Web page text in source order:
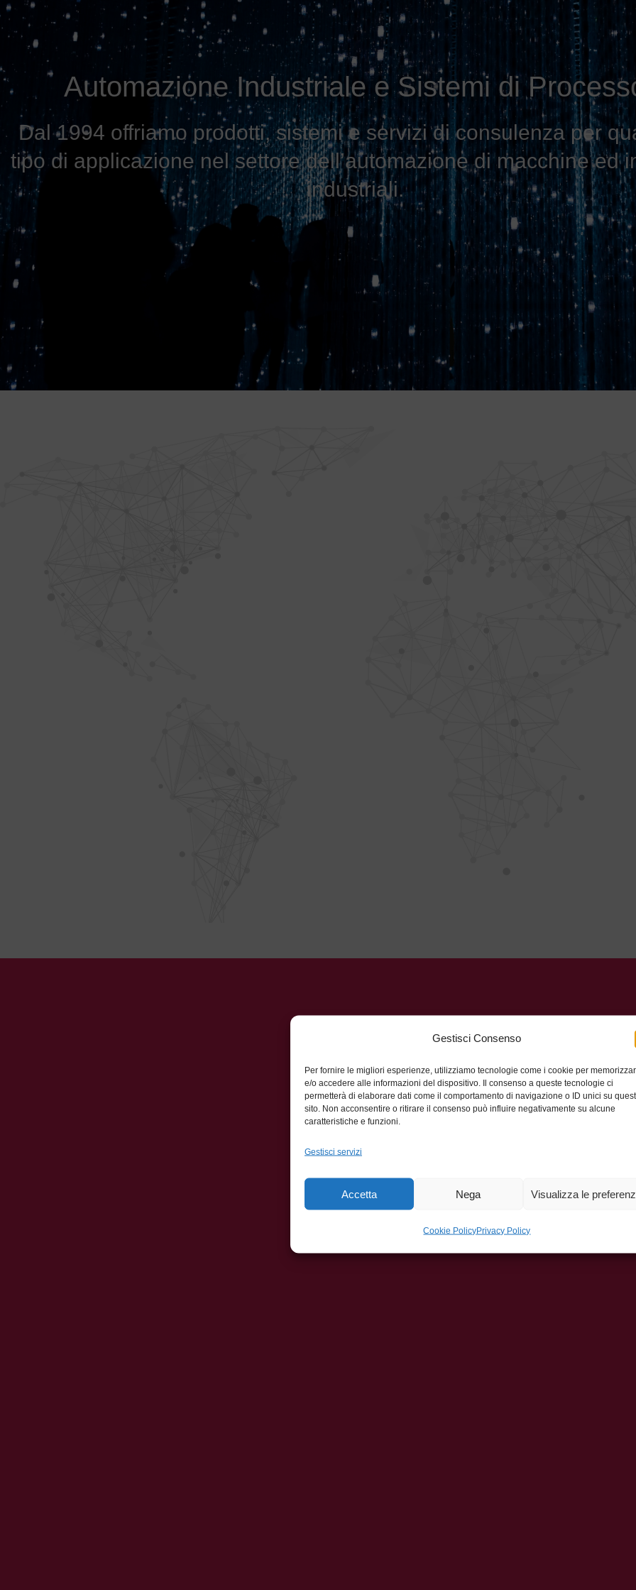
Gestisci Consenso
Per fornire le migliori esperienze, utilizziamo tecnologie come i cookie per
e/o accedere alle informazioni del dispositivo. Il consenso a queste tecnologie ci
permetterà di elaborare dati come il comportamento di navigazione o ID unici su
sito. Non acconsentire o ritirare il consenso può influire negativamente su alcune
caratteristiche e funzioni.
Gestisci servizi
Accetta Nega Visualizza le
Cookie PolicyPrivacy Policy
Automazione Industriale e Sistemi di
Dal 1994 offriamo prodotti, sistemi e servizi di consulenza per
tipo di applicazione nel settore dell’automazione di macchine ed
industriali.